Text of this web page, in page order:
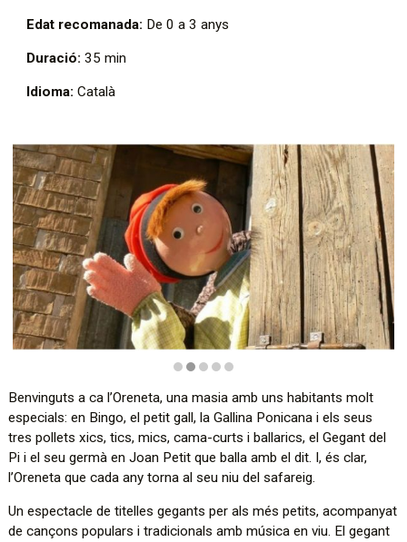
Edat recomanada: De 0 a 3 anys
Duració: 35 min
Idioma: Català
Benvinguts a ca l’Oreneta, una masia amb uns habitants molt
especials: en Bingo, el petit gall, la Gallina Ponicana i els seus
tres pollets xics, tics, mics, cama-curts i ballarics, el Gegant del
Pi i el seu germà en Joan Petit que balla amb el dit. I, és clar,
l’Oreneta que cada any torna al seu niu del safareig.
Un espectacle de titelles gegants per als més petits, acompanyat
de cançons populars i tradicionals amb música en viu. El gegant